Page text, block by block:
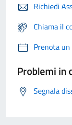
Richiedi
Chiama il
Prenota
Problemi in
Segnala